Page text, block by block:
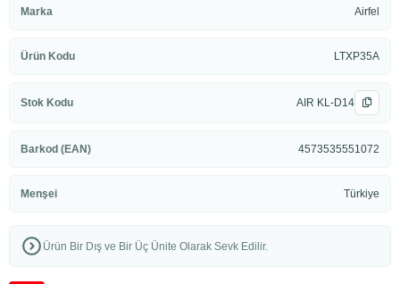
Marka Airfel
Ürün Kodu LTXP35A
Stok Kodu AIR KL-D14
Barkod (EAN) 4573535551072
Menşei Türkiye
Ürün Bir Dış ve Bir Üç Ünite Olarak Sevk Edilir.